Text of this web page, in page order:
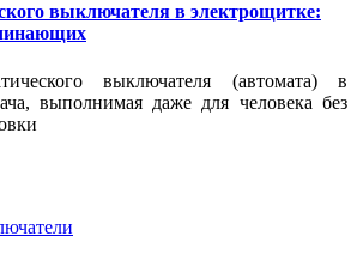
выключателя в электрощитке:
выключателя (автомата) в
выполнимая даже для человека без